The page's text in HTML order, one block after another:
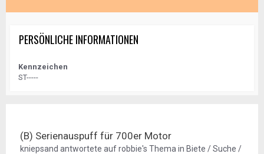
PERSÖNLICHE INFORMATIONEN
Kennzeichen
ST-----
(B) Serienauspuff für 700er Motor
kniepsand antwortete aufrobbie's Thema in Biete / Suche /